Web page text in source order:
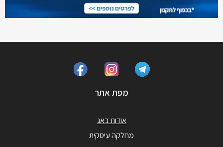
מפת אתר
אודות באג
מחלקה עיסקית